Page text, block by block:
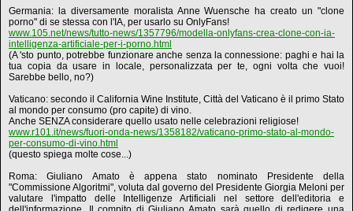
Germania: la diversamente moralista Anne Wuensche ha creato un "clone
porno" di se stessa con l'IA, per usarlo su OnlyFans!
www.105.net/news/tutto-news/1357796/modella-onlyfans-crea-clone-con-ia-
intelligenza-artificiale-per-i-porno.html
(A 'sto punto, potrebbe funzionare anche senza la connessione: paghi e hai la
tua copia da usare in locale, personalizzata per te, ogni volta che vuoi!
Sarebbe bello, no?)
Vaticano: secondo il California Wine Institute, Città del Vaticano è il primo Stato
al mondo per consumo (pro capite) di vino.
Anche SENZA considerare quello usato nelle celebrazioni religiose!
www.r101.it/news/fuori-onda-news/1358182/vaticano-primo-stato-al-mondo-
per-consumo-di-vino.html
(questo spiega molte cose...)
Roma: Giuliano Amato è appena stato nominato Presidente della
"Commissione Algoritmi", voluta dal governo del Presidente Giorgia Meloni per
valutare l'impatto delle Intelligenze Artificiali nel settore dell'editoria e